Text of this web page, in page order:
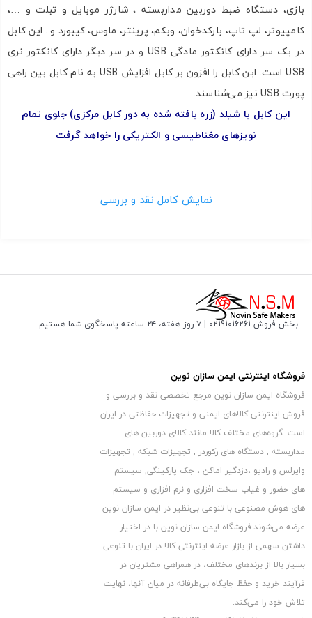
بازی، دستگاه ضبط دوربین مداربسته ، شارژر موبایل و تبلت و …،
کامپیوتر، لپ تاپ، بارکدخوان، وبکم، پرینتر، ماوس، کیبورد و.. این کابل
در یک سر دارای کانکتور مادگی USB و در سر دیگر دارای کانکتور نری
USB است. این کابل را افزون بر کابل افزایش USB به نام کابل بین راهی
پورت USB نیز می‌شناسند.
این کابل با شیلد (زره بافته شده به دور کابل مرکزی) جلوی تمام
نویزهای مغناطیسی و الکتریکی را خواهد گرفت
دارد. گاهی ممکن است که نیاز باشد آنتن برای گیرندگی بالاتر در فاصله
ای دورتر باشد. کابل USB این آنتن حدود 1 متر است. در نتیجه شما نیاز
توانید این فاصله را ایجاد نماید.
ممکن است طول سیم صفحه کلید یا موس یا دسته ی بازی کنسول
شما که به درگاه یو اس بی کیس رایانه یا لپ تاپ یا … وصل می شود
در زمانی از نظر طول و بلندا کم تر از آن فاصله ای که نیاز دارید را تامین
کند. در نتیجه به سادگی با بهره بردن از این کابل افزایش طول به اندازه
ی دلخواه خواهید رسید.
کابل افزایش طول یو اس بی ارائه شده در فروشگاه ایمن سازان نوین در
موجود می باشد.
نمایش کامل نقد و بررسی
بخش فروش 02191016261 | ۷ روز هفته، ۲۴ ساعته پاسخگوی شما هستیم
فروشگاه اینترنتی ایمن سازان نوین
فروشگاه ایمن سازان نوین مرجع تخصصی نقد و بررسی و
فروش اینترنتی کالاهای ایمنی و تجهیزات حفاظتی در ایران
است. گروه‏‏‌های مختلف کالا مانند کالای دوربین های
مداربسته , دستگاه های رکوردر , تجهیزات شبکه , تجهیزات
وایرلس و رادیو ،دزدگیر اماکن ، جک پارکینگی, سیستم
های حضور و غیاب سخت افزاری و نرم افزاری و سیستم
های هوش مصنوعی با تنوعی بی‌نظیر در ایمن سازان نوین
عرضه می‏‏‏‌شوند.فروشگاه ایمن سازان نوین با در اختیار
داشتن سهمی از بازار عرضه اینترنتی کالا در ایران با تنوعی
بسیار بالا از برندهای مختلف، در همراهی مشتریان در
فرآیند خرید و حفظ جایگاه بی‏‏‏‌طرفانه در میان آنها، نهایت
تلاش خود را می‌‏‏کند.